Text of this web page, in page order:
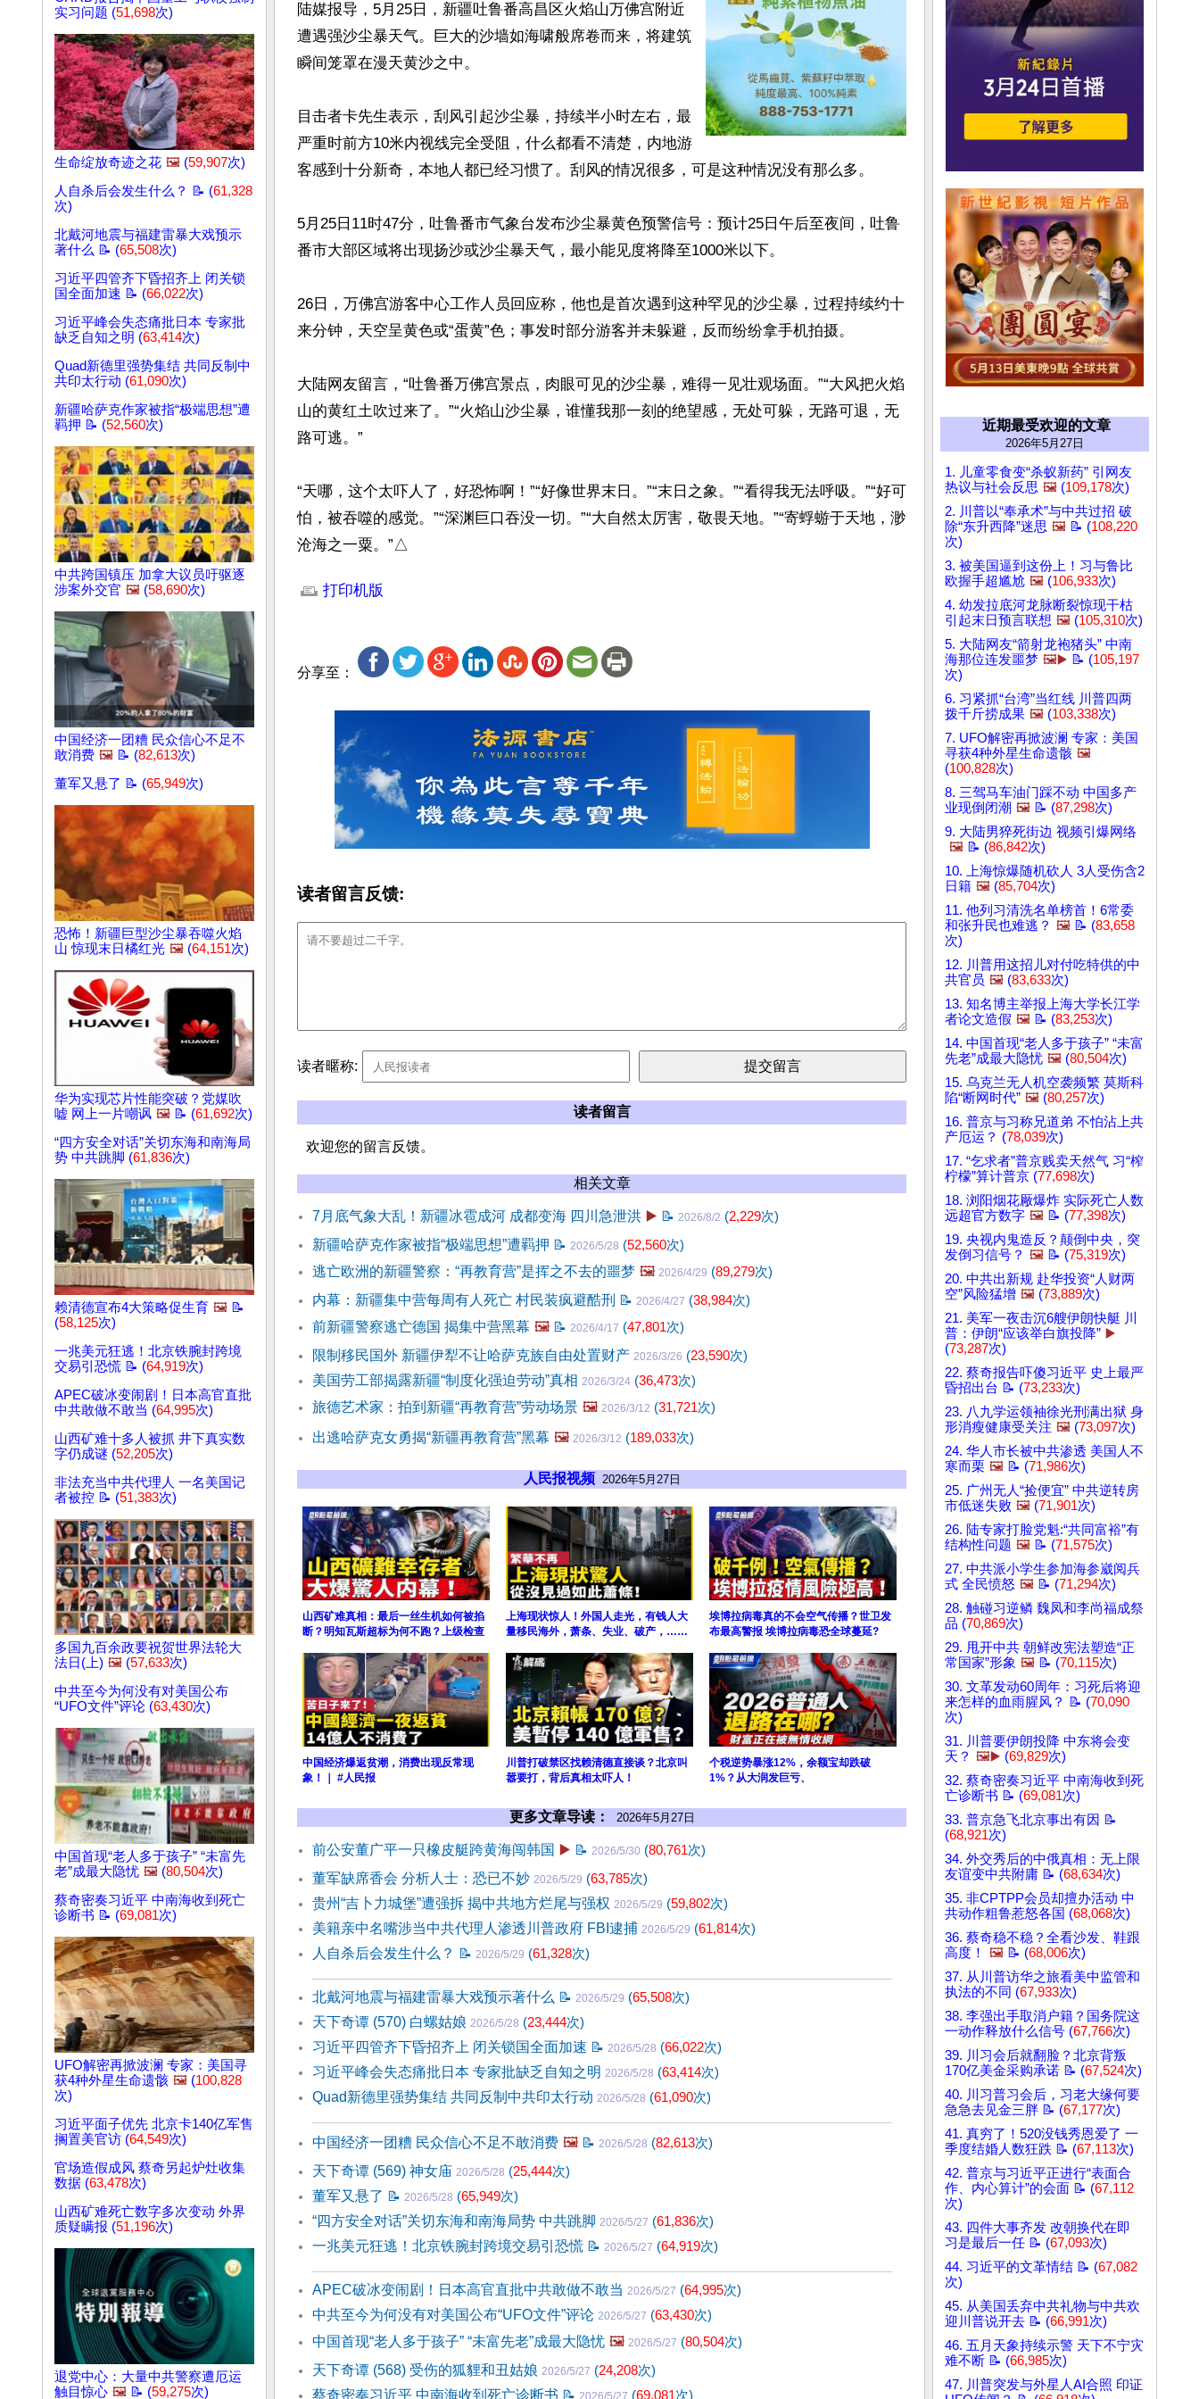
实习问题 (51,698次)
生命绽放奇迹之花 🖼️ (59,907次)
人自杀后会发生什么？ 📝 (61,328
次)
北戴河地震与福建雷暴大戏预示
著什么 📝 (65,508次)
习近平四管齐下昏招齐上 闭关锁
国全面加速 📝 (66,022次)
习近平峰会失态痛批日本 专家批
缺乏自知之明 (63,414次)
Quad新德里强势集结 共同反制中
共印太行动 (61,090次)
新疆哈萨克作家被指“极端思想”遭
羁押 📝 (52,560次)
中共跨国镇压 加拿大议员吁驱逐
涉案外交官 🖼️ (58,690次)
中国经济一团糟 民众信心不足不
敢消费 🖼️ 📝 (82,613次)
董军又悬了 📝 (65,949次)
恐怖！新疆巨型沙尘暴吞噬火焰
山 惊现末日橘红光 🖼️ (64,151次)
华为实现芯片性能突破？党媒吹
嘘 网上一片嘲讽 🖼️ 📝 (61,692次)
“四方安全对话”关切东海和南海局
势 中共跳脚 (61,836次)
赖清德宣布4大策略促生育 🖼️ 📝
(58,125次)
一兆美元狂逃！北京铁腕封跨境
交易引恐慌 📝 (64,919次)
APEC破冰变闹剧！日本高官直批
中共敢做不敢当 (64,995次)
山西矿难十多人被抓 井下真实数
字仍成谜 (52,205次)
非法充当中共代理人 一名美国记
者被控 📝 (51,383次)
多国九百余政要祝贺世界法轮大
法日(上) 🖼️ (57,633次)
中共至今为何没有对美国公布
“UFO文件”评论 (63,430次)
中国首现“老人多于孩子” “未富先
老”成最大隐忧 🖼️ (80,504次)
蔡奇密奏习近平 中南海收到死亡
诊断书 📝 (69,081次)
UFO解密再掀波澜 专家：美国寻
获4种外星生命遗骸 🖼️ (100,828
次)
习近平面子优先 北京卡140亿军售
搁置美官访 (64,549次)
官场造假成风 蔡奇另起炉灶收集
数据 (63,478次)
山西矿难死亡数字多次变动 外界
质疑瞒报 (51,196次)
退党中心：大量中共警察遭厄运
触目惊心 🖼️ 📝 (59,275次)
陆媒报导，5月25日，新疆吐鲁番高昌区火焰山万佛宫附近
遭遇强沙尘暴天气。巨大的沙墙如海啸般席卷而来，将建筑
瞬间笼罩在漫天黄沙之中。
目击者卡先生表示，刮风引起沙尘暴，持续半小时左右，最
严重时前方10米内视线完全受阻，什么都看不清楚，内地游
客感到十分新奇，本地人都已经习惯了。刮风的情况很多，可是这种情况没有那么多。
5月25日11时47分，吐鲁番市气象台发布沙尘暴黄色预警信号：预计25日午后至夜间，吐鲁
番市大部区域将出现扬沙或沙尘暴天气，最小能见度将降至1000米以下。
26日，万佛宫游客中心工作人员回应称，他也是首次遇到这种罕见的沙尘暴，过程持续约十
来分钟，天空呈黄色或“蛋黄”色；事发时部分游客并未躲避，反而纷纷拿手机拍摄。
大陆网友留言，“吐鲁番万佛宫景点，肉眼可见的沙尘暴，难得一见壮观场面。”“大风把火焰
山的黄红土吹过来了。”“火焰山沙尘暴，谁懂我那一刻的绝望感，无处可躲，无路可退，无
路可逃。”
“天哪，这个太吓人了，好恐怖啊！”“好像世界末日。”“末日之象。”“看得我无法呼吸。”“好可
怕，被吞噬的感觉。”“深渊巨口吞没一切。”“大自然太厉害，敬畏天地。”“寄蜉蝣于天地，渺
沧海之一粟。”△
打印机版
分享至：
读者留言反馈:
读者暱称:
读者留言
欢迎您的留言反馈。
相关文章
7月底气象大乱！新疆冰雹成河 成都变海 四川急泄洪 ▶️ 📝 2026/8/2 (2,229次)
新疆哈萨克作家被指“极端思想”遭羁押 📝 2026/5/28 (52,560次)
逃亡欧洲的新疆警察：“再教育营”是挥之不去的噩梦 🖼️ 2026/4/29 (89,279次)
内幕：新疆集中营每周有人死亡 村民装疯避酷刑 📝 2026/4/27 (38,984次)
前新疆警察逃亡德国 揭集中营黑幕 🖼️ 📝 2026/4/17 (47,801次)
限制移民国外 新疆伊犁不让哈萨克族自由处置财产 2026/3/26 (23,590次)
美国劳工部揭露新疆“制度化强迫劳动”真相 2026/3/24 (36,473次)
旅德艺术家：拍到新疆“再教育营”劳动场景 🖼️ 2026/3/12 (31,721次)
出逃哈萨克女勇揭“新疆再教育营”黑幕 🖼️ 2026/3/12 (189,033次)
人民报视频 2026年5月27日
山西矿难真相：最后一丝生机如何被掐
断？明知瓦斯超标为何不跑？上级检查
上海现状惊人！外国人走光，有钱人大
量移民海外，萧条、失业、破产，……
埃博拉病毒真的不会空气传播？世卫发
布最高警报 埃博拉病毒恐全球蔓延?
中国经济爆返贫潮，消费出现反常现
象！｜ #人民报
川普打破禁区找赖清德直接谈？北京叫
嚣要打，背后真相太吓人！
个税逆势暴涨12%，余额宝却跌破
1%？从大润发巨亏、
更多文章导读： 2026年5月27日
前公安董广平一只橡皮艇跨黄海闯韩国 ▶️ 📝 2026/5/30 (80,761次)
董军缺席香会 分析人士：恐已不妙 2026/5/29 (63,785次)
贵州“吉卜力城堡”遭强拆 揭中共地方烂尾与强权 2026/5/29 (59,802次)
美籍亲中名嘴涉当中共代理人渗透川普政府 FBI逮捕 2026/5/29 (61,814次)
人自杀后会发生什么？ 📝 2026/5/29 (61,328次)
北戴河地震与福建雷暴大戏预示著什么 📝 2026/5/29 (65,508次)
天下奇谭 (570) 白螺姑娘 2026/5/28 (23,444次)
习近平四管齐下昏招齐上 闭关锁国全面加速 📝 2026/5/28 (66,022次)
习近平峰会失态痛批日本 专家批缺乏自知之明 2026/5/28 (63,414次)
Quad新德里强势集结 共同反制中共印太行动 2026/5/28 (61,090次)
中国经济一团糟 民众信心不足不敢消费 🖼️ 📝 2026/5/28 (82,613次)
天下奇谭 (569) 神女庙 2026/5/28 (25,444次)
董军又悬了 📝 2026/5/28 (65,949次)
“四方安全对话”关切东海和南海局势 中共跳脚 2026/5/27 (61,836次)
一兆美元狂逃！北京铁腕封跨境交易引恐慌 📝 2026/5/27 (64,919次)
APEC破冰变闹剧！日本高官直批中共敢做不敢当 2026/5/27 (64,995次)
中共至今为何没有对美国公布“UFO文件”评论 2026/5/27 (63,430次)
中国首现“老人多于孩子” “未富先老”成最大隐忧 🖼️ 2026/5/27 (80,504次)
天下奇谭 (568) 受伤的狐貍和丑姑娘 2026/5/27 (24,208次)
蔡奇密奏习近平 中南海收到死亡诊断书 📝 2026/5/27 (69,081次)
近期最受欢迎的文章
2026年5月27日
1. 儿童零食变“杀蚁新药” 引网友
热议与社会反思 🖼️ (109,178次)
2. 川普以“奉承术”与中共过招 破
除“东升西降”迷思 🖼️ 📝 (108,220
次)
3. 被美国逼到这份上！习与鲁比
欧握手超尴尬 🖼️ (106,933次)
4. 幼发拉底河龙脉断裂惊现干枯
引起末日预言联想 🖼️ (105,310次)
5. 大陆网友“箭射龙袍猪头” 中南
海那位连发噩梦 🖼️▶️ 📝 (105,197
次)
6. 习紧抓“台湾”当红线 川普四两
拨千斤捞成果 🖼️ (103,338次)
7. UFO解密再掀波澜 专家：美国
寻获4种外星生命遗骸 🖼️
(100,828次)
8. 三驾马车油门踩不动 中国多产
业现倒闭潮 🖼️ 📝 (87,298次)
9. 大陆男猝死街边 视频引爆网络
🖼️ 📝 (86,842次)
10. 上海惊爆随机砍人 3人受伤含2
日籍 🖼️ (85,704次)
11. 他列习清洗名单榜首！6常委
和张升民也难逃？ 🖼️ 📝 (83,658
次)
12. 川普用这招儿对付吃特供的中
共官员 🖼️ (83,633次)
13. 知名博主举报上海大学长江学
者论文造假 🖼️ 📝 (83,253次)
14. 中国首现“老人多于孩子” “未富
先老”成最大隐忧 🖼️ (80,504次)
15. 乌克兰无人机空袭频繁 莫斯科
陷“断网时代” 🖼️ (80,257次)
16. 普京与习称兄道弟 不怕沾上共
产厄运？ (78,039次)
17. “乞求者”普京贱卖天然气 习“榨
柠檬”算计普京 (77,698次)
18. 浏阳烟花厰爆炸 实际死亡人数
远超官方数字 🖼️ 📝 (77,398次)
19. 央视内鬼造反？颠倒中央，突
发倒习信号？ 🖼️ 📝 (75,319次)
20. 中共出新规 赴华投资“人财两
空”风险猛增 🖼️ (73,889次)
21. 美军一夜击沉6艘伊朗快艇 川
普：伊朗“应该举白旗投降” ▶️
(73,287次)
22. 蔡奇报告吓傻习近平 史上最严
昏招出台 📝 (73,233次)
23. 八九学运领袖徐光刑满出狱 身
形消瘦健康受关注 🖼️ (73,097次)
24. 华人市长被中共渗透 美国人不
寒而栗 🖼️ 📝 (71,986次)
25. 广州无人“捡便宜” 中共逆转房
市低迷失败 🖼️ (71,901次)
26. 陆专家打脸党魁:“共同富裕”有
结构性问题 🖼️ 📝 (71,575次)
27. 中共派小学生参加海参崴阅兵
式 全民愤怒 🖼️ 📝 (71,294次)
28. 触碰习逆鳞 魏凤和李尚福成祭
品 (70,869次)
29. 甩开中共 朝鲜改宪法塑造“正
常国家”形象 🖼️ 📝 (70,115次)
30. 文革发动60周年：习死后将迎
来怎样的血雨腥风？ 📝 (70,090
次)
31. 川普要伊朗投降 中东将会变
天？ 🖼️▶️ (69,829次)
32. 蔡奇密奏习近平 中南海收到死
亡诊断书 📝 (69,081次)
33. 普京急飞北京事出有因 📝
(68,921次)
34. 外交秀后的中俄真相：无上限
友谊变中共附庸 📝 (68,634次)
35. 非CPTPP会员却擅办活动 中
共动作粗鲁惹怒各国 (68,068次)
36. 蔡奇稳不稳？全看沙发、鞋跟
高度！
🖼️ 📝 (68,006次)
37. 从川普访华之旅看美中监管和
执法的不同 (67,933次)
38. 李强出手取消户籍？国务院这
一动作释放什么信号 (67,766次)
39. 川习会后就翻脸？北京背叛
170亿美金采购承诺 📝 (67,524次)
40. 川习普习会后，习老大缘何要
急急去见金三胖 📝 (67,177次)
41. 真穷了！520没钱秀恩爱了 一
季度结婚人数狂跌 📝 (67,113次)
42. 普京与习近平正进行“表面合
作、内心算计”的会面 📝 (67,112
次)
43. 四件大事齐发 改朝换代在即
习是最后一任 📝 (67,093次)
44. 习近平的文革情结 📝 (67,082
次)
45. 从美国丢弃中共礼物与中共欢
迎川普说开去 📝 (66,991次)
46. 五月天象持续示警 天下不宁灾
难不断 📝 (66,985次)
47. 川普突发与外星人AI合照 印证